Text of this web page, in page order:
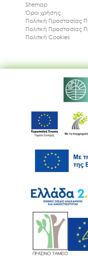
Sitemap
Όροι χρήσης
Πολιτική Προστασίας
Πολιτική Προστασίας
Πολιτική Cookies